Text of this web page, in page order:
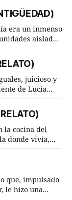
era un inmenso
aisladas.
Pärssinen,
de
juicioso y
de Lucía
absoluta
de ella.
la cocina del
donde vivía,
hacía su mísera
que, impulsado
le hizo una